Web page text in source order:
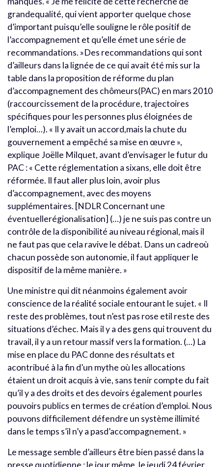
grandequalité, qui vient apporter quelque chose
d’important puisqu’elle souligne le rôle positif de
l’accompagnement et qu’elle émet une série de
recommandations. »Des recommandations qui sont
d’ailleurs dans la lignée de ce qui avait été mis sur la
table dans la proposition de réforme du plan
d’accompagnement des chômeurs(PAC) en mars 2010
(raccourcissement de la procédure, trajectoires
spécifiques pour les personnes plus éloignées de
l’emploi…). « Il y avait un accord,mais la chute du
gouvernement a empêché sa mise en œuvre »,
explique Joëlle Milquet, avant d’envisager le futur du
PAC : « Cette réglementation a sixans, elle doit être
réformée. Il faut aller plus loin, avoir plus
d’accompagnement, avec des moyens
supplémentaires. [NDLR Concernant une
éventuellerégionalisation] (…) je ne suis pas contre un
contrôle de la disponibilité au niveau régional, mais il
ne faut pas que cela ravive le débat. Dans un cadreoù
chacun possède son autonomie, il faut appliquer le
dispositif de la même manière. »
Une ministre qui dit néanmoins également avoir
conscience de la réalité sociale entourant le sujet. « Il
reste des problèmes, tout n’est pas rose etil reste des
situations d’échec. Mais il y a des gens qui trouvent du
travail, il y a un retour massif vers la formation. (…) La
mise en place du PAC donne des résultats et
acontribué à la fin d’un mythe où les allocations
étaient un droit acquis à vie, sans tenir compte du fait
qu’il y a des droits et des devoirs également pourles
pouvoirs publics en termes de création d’emploi. Nous
pouvons difficilement défendre un système illimité
dans le temps s’il n’y a pasd’accompagnement. »
Le message semble d’ailleurs être bien passé dans la
presse quotidienne : le jour même, le jeudi 24 février,